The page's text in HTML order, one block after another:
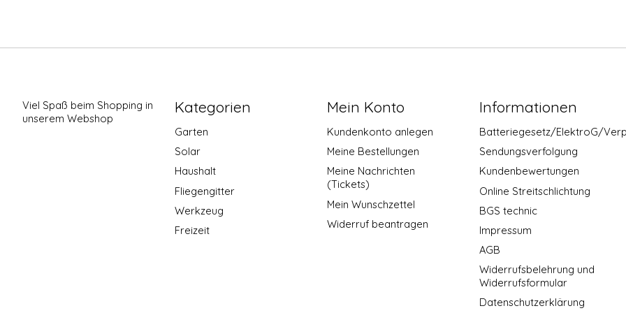
Viel Spaß beim Shopping in
unserem Webshop
Kategorien
Garten
Solar
Haushalt
Fliegengitter
Werkzeug
Freizeit
Mein Konto
Kundenkonto anlegen
Meine Bestellungen
Meine Nachrichten
(Tickets)
Mein Wunschzettel
Widerruf beantragen
Informationen
Batteriegesetz/ElektroG/
Sendungsverfolgung
Kundenbewertungen
Online Streitschlichtung
BGS technic
Impressum
AGB
Widerrufsbelehrung und
Widerrufsformular
Datenschutzerklärung